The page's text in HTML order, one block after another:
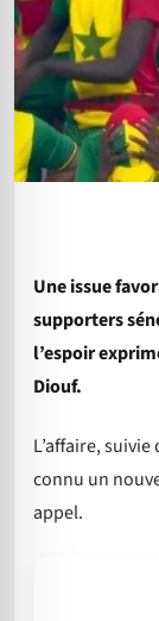
Une issue
supporters
l’espoir
Diouf.
L’affaire,
connu un
appel.